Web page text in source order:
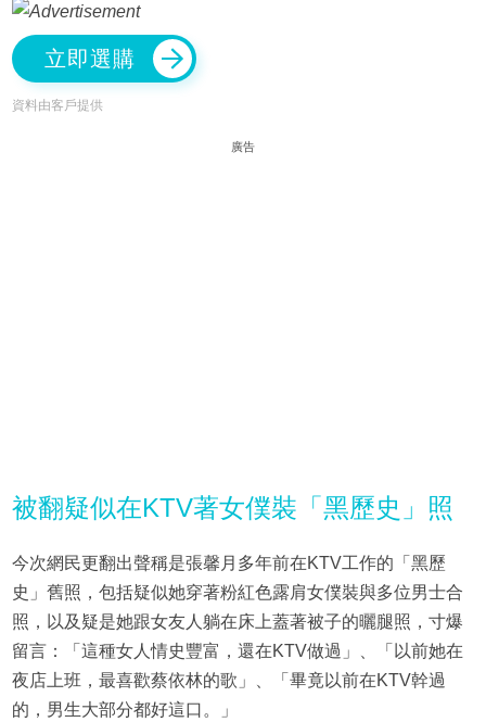
立即選購
資料由客戶提供
廣告
被翻疑似在KTV著女僕裝「黑歷史」照
今次網民更翻出聲稱是張馨月多年前在KTV工作的「黑歷
史」舊照，包括疑似她穿著粉紅色露肩女僕裝與多位男士合
照，以及疑是她跟女友人躺在床上蓋著被子的曬腿照，寸爆
留言：「這種女人情史豐富，還在KTV做過」、「以前她在
夜店上班，最喜歡蔡依林的歌」、「畢竟以前在KTV幹過
的，男生大部分都好這口。」